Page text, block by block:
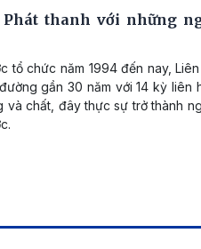
Phát thanh với những
tổ chức năm 1994 đến nay,
gần 30 năm với 14 kỳ liên
và chất, đây thực sự trở thành